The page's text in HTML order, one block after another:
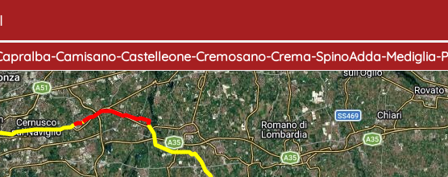
Camisano-Castelleone-Cremosano-Crema-SpinoAdda-Mediglia-